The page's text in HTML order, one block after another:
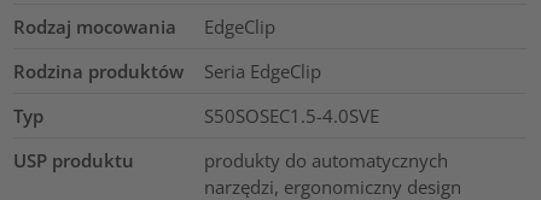
Rodzaj mocowania
EdgeClip
Rodzina produktów
Seria EdgeClip
Typ
S50SOSEC1.5-4.0SVE
USP produktu
produkty do automatycznych
narzędzi, ergonomiczny design